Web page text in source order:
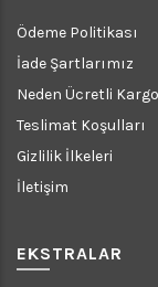
Ödeme Politikası
İade Şartlarımız
Neden Ücretli
Teslimat Koşulları
Gizlilik İlkeleri
İletişim
EKSTRALAR